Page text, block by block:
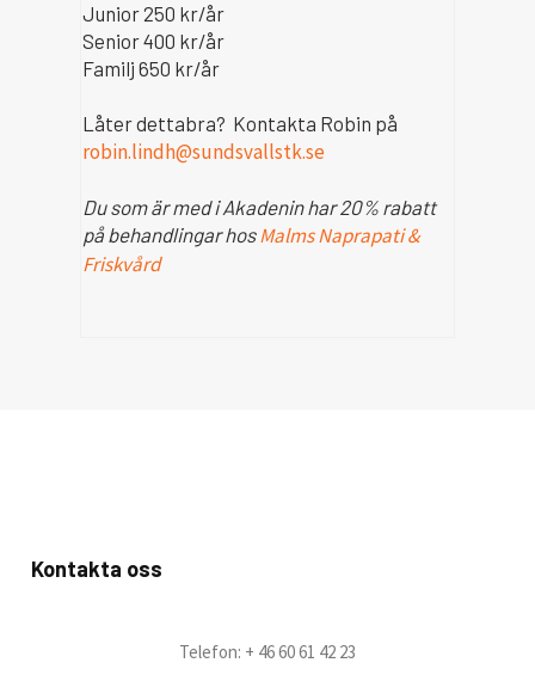
Junior 250 kr/år
Senior 400 kr/år
Familj 650 kr/år
Låter dettabra? Kontakta Robin på
robin.lindh@sundsvallstk.se
Du som är med i Akadenin har 20% rabatt
på behandlingar hosMalms Naprapati &
Friskvård
Kontakta oss
Telefon: + 46 60 61 42 23